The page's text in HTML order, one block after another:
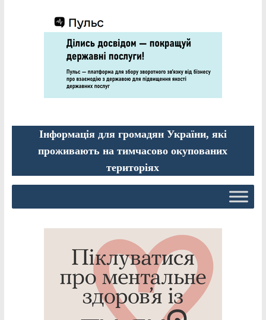
Інформація для громадян України, які
проживають на тимчасово окупованих
територіях